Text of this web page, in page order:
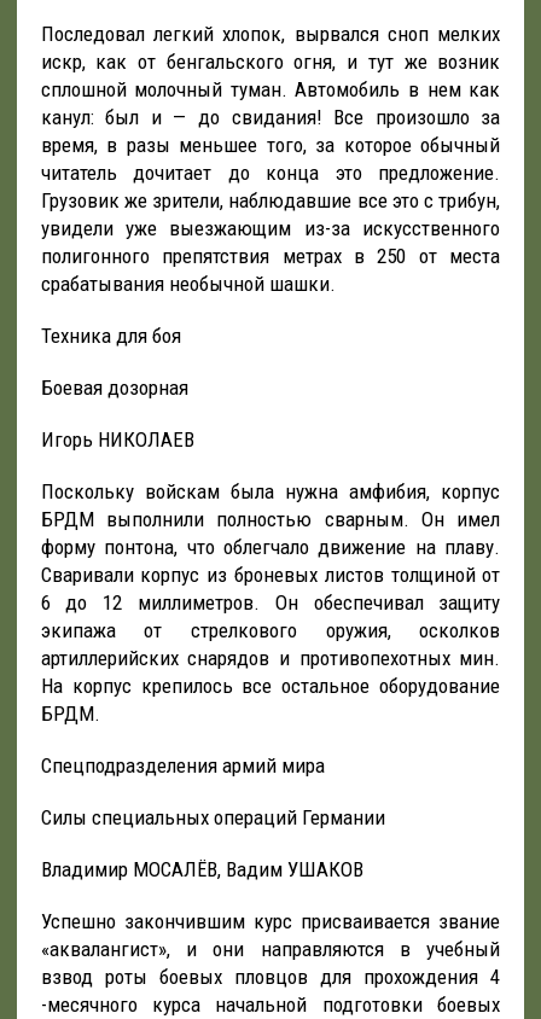
Последовал легкий хлопок, вырвался сноп мелких
искр, как от бенгальского огня, и тут же возник
сплошной молочный туман. Автомобиль в нем как
канул: был и — до свидания! Все произошло за
время, в разы меньшее того, за которое обычный
читатель дочитает до конца это предложение.
Грузовик же зрители, наблюдавшие все это с трибун,
увидели уже выезжающим из-за искусственного
полигонного препятствия метрах в 250 от места
срабатывания необычной шашки.
Техника для боя
Боевая дозорная
Игорь НИКОЛАЕВ
Поскольку войскам была нужна амфибия, корпус
БРДМ выполнили полностью сварным. Он имел
форму понтона, что облегчало движение на плаву.
Сваривали корпус из броневых листов толщиной от
6 до 12 миллиметров. Он обеспечивал защиту
экипажа от стрелкового оружия, осколков
артиллерийских снарядов и противопехотных мин.
На корпус крепилось все остальное оборудование
БРДМ.
Спецподразделения армий мира
Силы специальных операций Германии
Владимир МОСАЛЁВ, Вадим УШАКОВ
Успешно закончившим курс присваивается звание
«аквалангист», и они направляются в учебный
взвод роты боевых пловцов для прохождения 4
-месячного курса начальной подготовки боевых